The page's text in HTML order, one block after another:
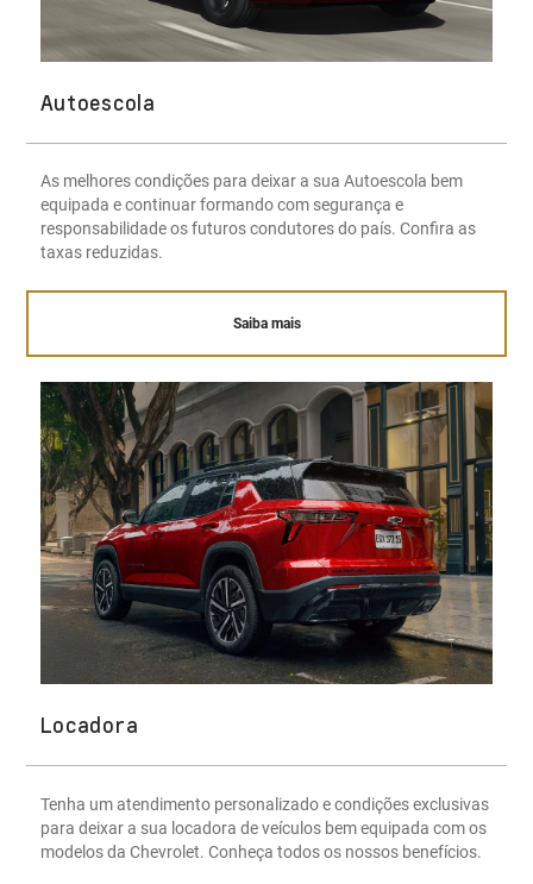
Autoescola
As melhores condições para deixar a sua Autoescola bem
equipada e continuar formando com segurança e
responsabilidade os futuros condutores do país. Confira as
taxas reduzidas.
Saiba mais
Locadora
Tenha um atendimento personalizado e condições exclusivas
para deixar a sua locadora de veículos bem equipada com os
modelos da Chevrolet. Conheça todos os nossos benefícios.